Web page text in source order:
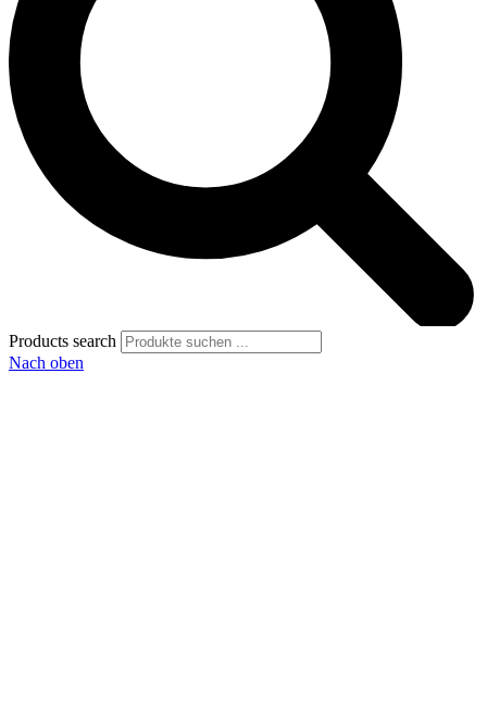
Products search
Nach oben